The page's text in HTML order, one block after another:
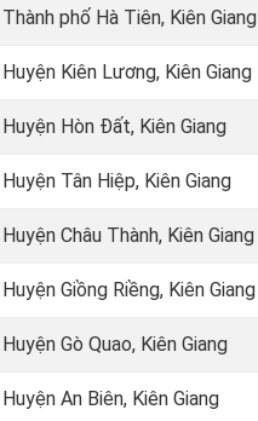
phố Hà Tiên, Kiên Giang
Kiên Lương, Kiên Giang
Hòn Đất, Kiên Giang
Tân Hiệp, Kiên Giang
Châu Thành, Kiên Giang
Giồng Riềng, Kiên Giang
Gò Quao, Kiên Giang
An Biên, Kiên Giang